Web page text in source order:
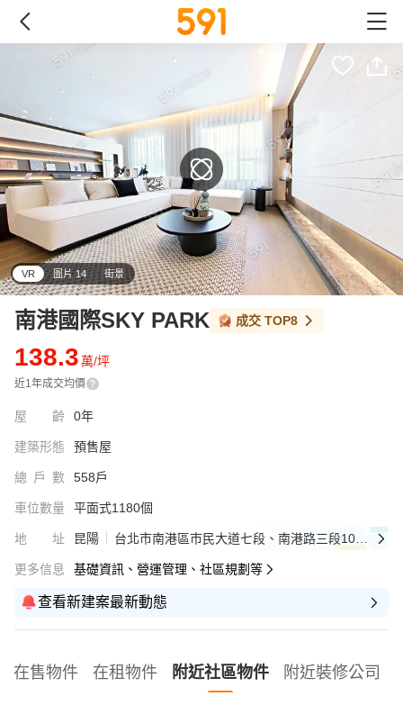
VR 圖片 14 街景
南港國際SKY PARK 成交 TOP8
138.3萬/坪
近1年成交均價
屋齡 0年
建築形態 預售屋
總戶數 558戶
車位數量 平面式1180個
地址 昆陽 台北市南港區市民大道七段、南港路三段109巷交叉口
更多信息 基礎資訊、營運管理、社區規劃等
查看新建案最新動態
在售物件 在租物件 附近社區物件 附近裝修公司